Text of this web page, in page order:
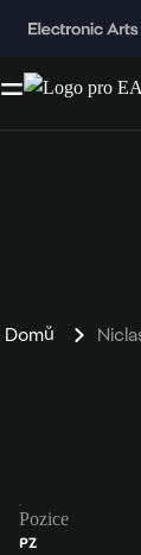
Domů
Pozice
PZ